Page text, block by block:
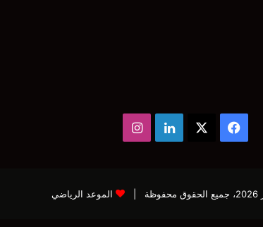
فيسبوك لينكدإنانستقرام
الموعد الرياضي